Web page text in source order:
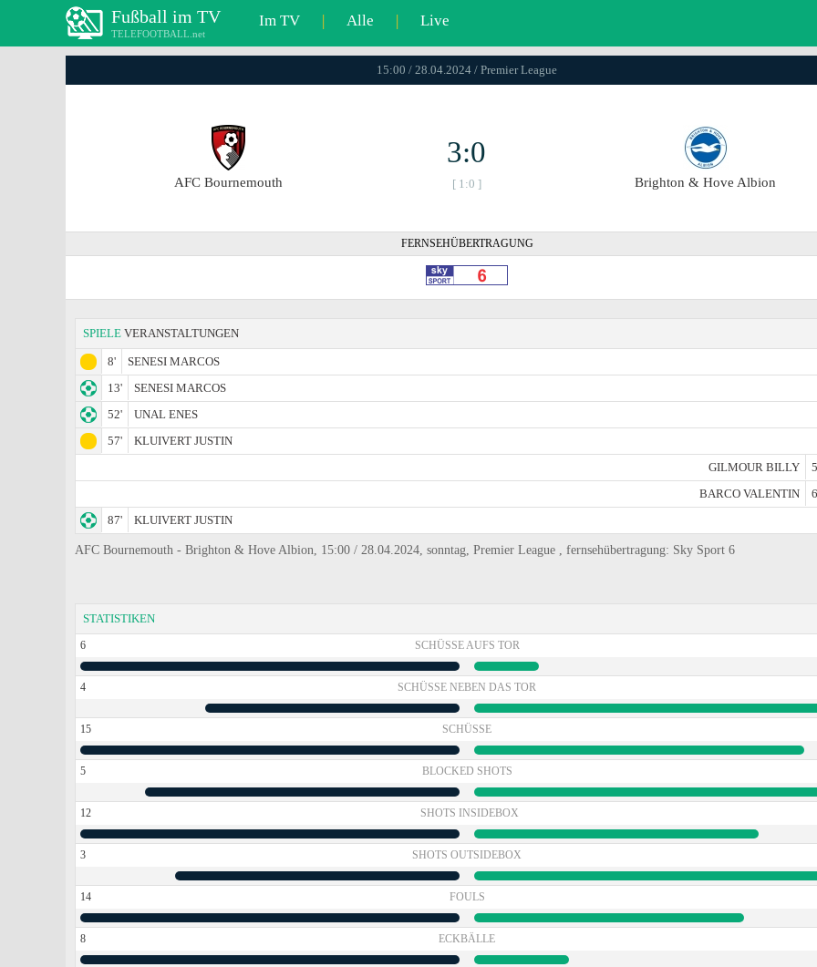
Fußball im TV
TELEFOOTBALL.net
Im TV | Alle | Live
15:00 / 28.04.2024 / Premier League
AFC Bournemouth
3:0
[ 1:0 ] Brighton & Hove Albion
FERNSEHÜBERTRAGUNG
SPIELE VERANSTALTUNGEN
8'
SENESI MARCOS
13'
SENESI MARCOS
52'
UNAL ENES
57'
KLUIVERT JUSTIN
GILMOUR BILLY
BARCO VALENTIN
87'
KLUIVERT JUSTIN
AFC Bournemouth - Brighton & Hove Albion, 15:00 / 28.04.2024, sonntag, Premier League , fernsehübertragung: Sky Sport 6
STATISTIKEN
6 SCHÜSSE AUFS TOR
4 SCHÜSSE NEBEN DAS TOR
15 SCHÜSSE
5 BLOCKED SHOTS
12 SHOTS INSIDEBOX
3 SHOTS OUTSIDEBOX
14 FOULS
8 ECKBÄLLE